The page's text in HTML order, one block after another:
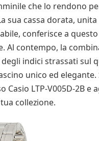
che lo rendono
sua cassa dorata,
conferisce a
Al contempo, la
indici strassati sul
unico ed elegante.
Casio LTP-V005D-2B e
collezione.